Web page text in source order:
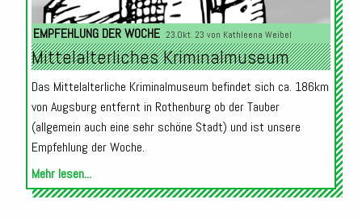
EMPFEHLUNG DER WOCHE 23.Okt. 23 von Kathleena Weibel
Mittelalterliches Kriminalmuseum
Das Mittelalterliche Kriminalmuseum befindet sich ca. 186km
von Augsburg entfernt in Rothenburg ob der Tauber
(allgemein auch eine sehr schöne Stadt) und ist unsere
Empfehlung der Woche.
Mehr lesen...